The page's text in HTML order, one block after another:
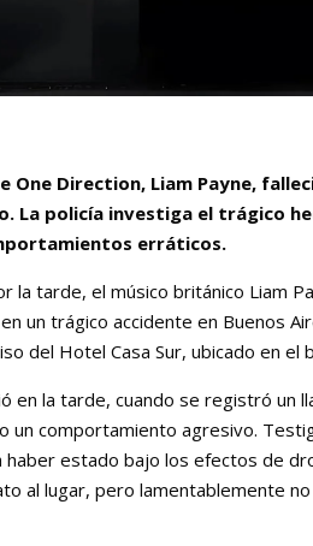
One Direction, Liam Payne,
La policía investiga el trágico
erráticos.
la tarde, el músico británico Liam
un trágico accidente en Buenos
del Hotel Casa Sur, ubicado en el
en la tarde, cuando se registró un
un comportamiento agresivo.
estado bajo los efectos de
al lugar, pero lamentablemente